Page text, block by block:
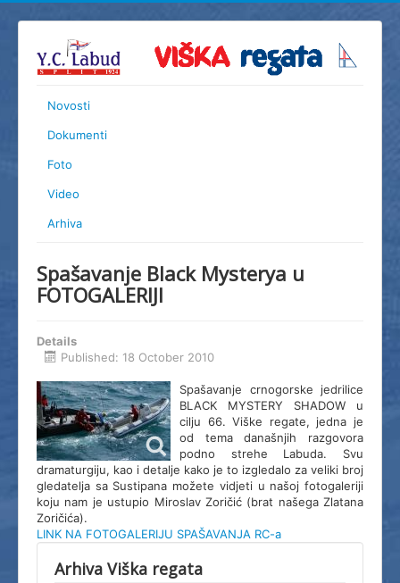
Novosti
Dokumenti
Foto
Video
Arhiva
Spašavanje Black Mysterya u
FOTOGALERIJI
Details
Published: 18 October 2010
Spašavanje crnogorske jedrilice
BLACK MYSTERY SHADOW u
cilju 66. Viške regate, jedna je
od tema današnjih razgovora
podno strehe Labuda. Svu
dramaturgiju, kao i detalje kako je to izgledalo za veliki broj
gledatelja sa Sustipana možete vidjeti u našoj fotogaleriji
koju nam je ustupio Miroslav Zoričić (brat našega Zlatana
Zoričića).
LINK NA FOTOGALERIJU SPAŠAVANJA RC-a
Arhiva Viška regata